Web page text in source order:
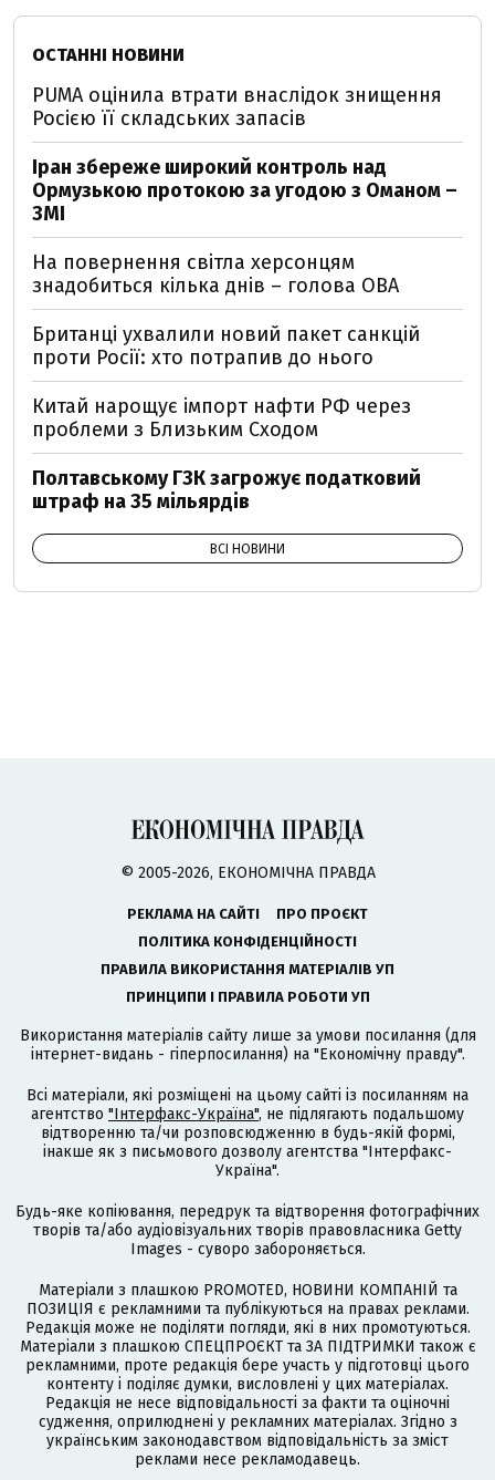
ОСТАННІ НОВИНИ
PUMA оцінила втрати внаслідок знищення
Росією її складських запасів
Іран збереже широкий контроль над
Ормузькою протокою за угодою з Оманом –
ЗМІ
На повернення світла херсонцям
знадобиться кілька днів – голова ОВА
Британці ухвалили новий пакет санкцій
проти Росії: хто потрапив до нього
Китай нарощує імпорт нафти РФ через
проблеми з Близьким Сходом
Полтавському ГЗК загрожує податковий
штраф на 35 мільярдів
ВСІ НОВИНИ
© 2005-2026, ЕКОНОМІЧНА ПРАВДА
РЕКЛАМА НА САЙТІ
ПРО ПРОЄКТ
ПОЛІТИКА КОНФІДЕНЦІЙНОСТІ
ПРАВИЛА ВИКОРИСТАННЯ МАТЕРІАЛІВ УП
ПРИНЦИПИ І ПРАВИЛА РОБОТИ УП
Використання матеріалів сайту лише за умови посилання (для
інтернет-видань - гіперпосилання) на "Економічну правду".
Всі матеріали, які розміщені на цьому сайті із посиланням на
агентство "Інтерфакс-Україна", не підлягають подальшому
відтворенню та/чи розповсюдженню в будь-якій формі,
інакше як з письмового дозволу агентства "Інтерфакс-
Україна".
Будь-яке копіювання, передрук та відтворення фотографічних
творів та/або аудіовізуальних творів правовласника Getty
Images - суворо забороняється.
Матеріали з плашкою PROMOTED, НОВИНИ КОМПАНІЙ та
ПОЗИЦІЯ є рекламними та публікуються на правах реклами.
Редакція може не поділяти погляди, які в них промотуються.
Матеріали з плашкою СПЕЦПРОЄКТ та ЗА ПІДТРИМКИ також є
рекламними, проте редакція бере участь у підготовці цього
контенту і поділяє думки, висловлені у цих матеріалах.
Редакція не несе відповідальності за факти та оціночні
судження, оприлюднені у рекламних матеріалах. Згідно з
українським законодавством відповідальність за зміст
реклами несе рекламодавець.